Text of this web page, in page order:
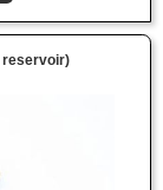
reservoir)